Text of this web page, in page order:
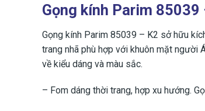
Gọng kính Parim 85039
Gọng kính Parim 85039 – K2 sở hữu
trang nhã phù hợp với khuôn mặt người
về kiểu dáng và màu sắc.
– Fom dáng thời trang, hợp xu hướng.